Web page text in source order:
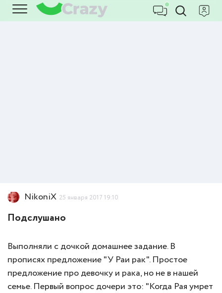
NikoniX 25 января 2017 19:10
Подслушано
Выполняли с дочкой домашнее задание. В
прописях предложение "У Раи рак". Простое
предложение про девочку и рака, но не в нашей
семье. Первый вопрос дочери это: "Когда Рая умрет